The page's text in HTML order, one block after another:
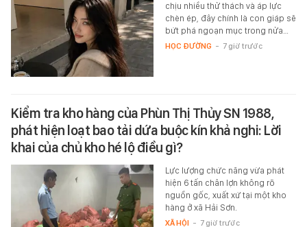
chịu nhiều thử thách và áp lực
chèn ép, đây chính là con giáp sẽ
bứt phá ngoạn mục trong nửa…
HỌC ĐƯỜNG - 7 giờ trước
Kiểm tra kho hàng của Phùn Thị Thủy SN 1988,
phát hiện loạt bao tải dứa buộc kín khả nghi: Lời
khai của chủ kho hé lộ điều gì?
Lực lượng chức năng vừa phát
hiện 6 tấn chân lợn không rõ
nguồn gốc, xuất xứ tại một kho
hàng ở xã Hải Sơn.
XÃ HỘI - 7 giờ trước